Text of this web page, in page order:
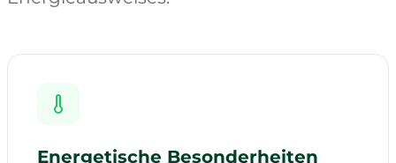
Energetische Besonderheiten